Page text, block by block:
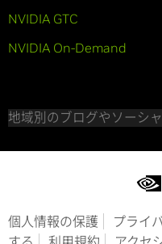
NVIDIA GTC
NVIDIA On-Demand
地域別のブログやソーシ
個人情報の保護 プライ